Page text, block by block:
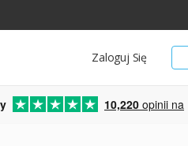
Zaloguj Się
10,220 opinii na